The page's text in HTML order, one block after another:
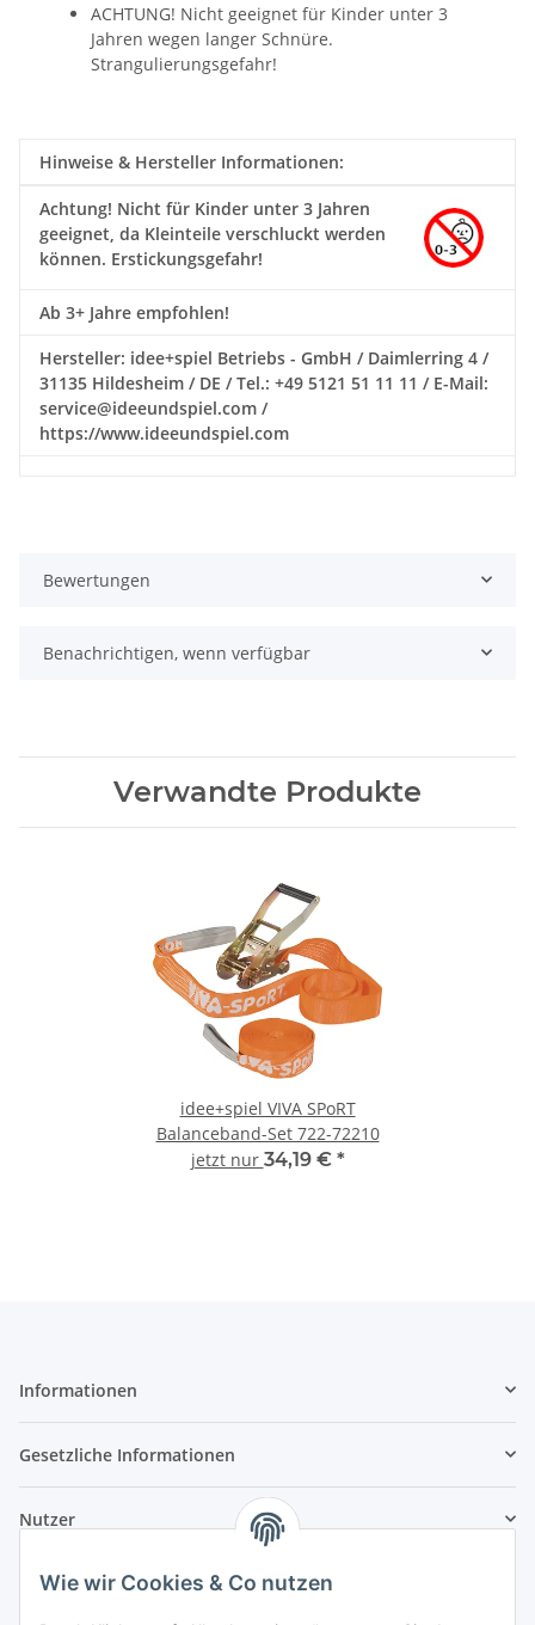
Wie wir Cookies & Co nutzen
ACHTUNG! Nicht geeignet für Kinder unter 3
Jahren wegen langer Schnüre.
Strangulierungsgefahr!
Hinweise & Hersteller Informationen:
Achtung! Nicht für Kinder unter 3 Jahren
geeignet, da Kleinteile verschluckt werden
können. Erstickungsgefahr!
Ab 3+ Jahre empfohlen!
Hersteller: idee+spiel Betriebs - GmbH / Daimlerring 4 /
31135 Hildesheim / DE / Tel.: +49 5121 51 11 11 / E-Mail:
service@ideeundspiel.com /
https://www.ideeundspiel.com
Bewertungen
Benachrichtigen, wenn verfügbar
Verwandte Produkte
idee+spiel VIVA SPoRT
Balanceband-Set 722-72210
jetzt nur 34,19 € *
Informationen
Gesetzliche Informationen
Nutzer